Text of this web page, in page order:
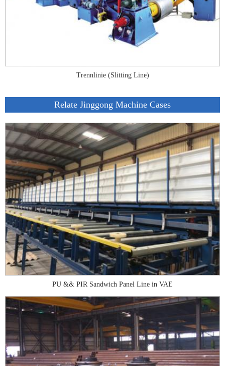
Trennlinie (Slitting Line)
Relate Jinggong Machine Cases
PU && PIR Sandwich Panel Line in VAE